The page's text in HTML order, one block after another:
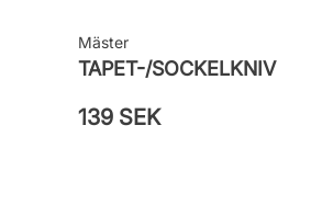
Mäster
TAPET-/SOCKELKNIV
139 SEK